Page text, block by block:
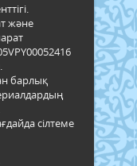
және
барлық
сілтеме